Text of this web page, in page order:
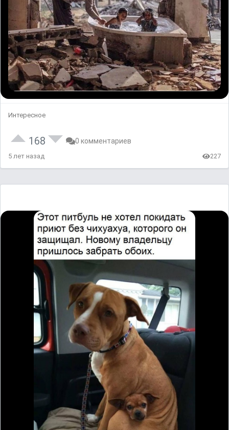
Интересное
168 0 комментариев
5 лет назад 227